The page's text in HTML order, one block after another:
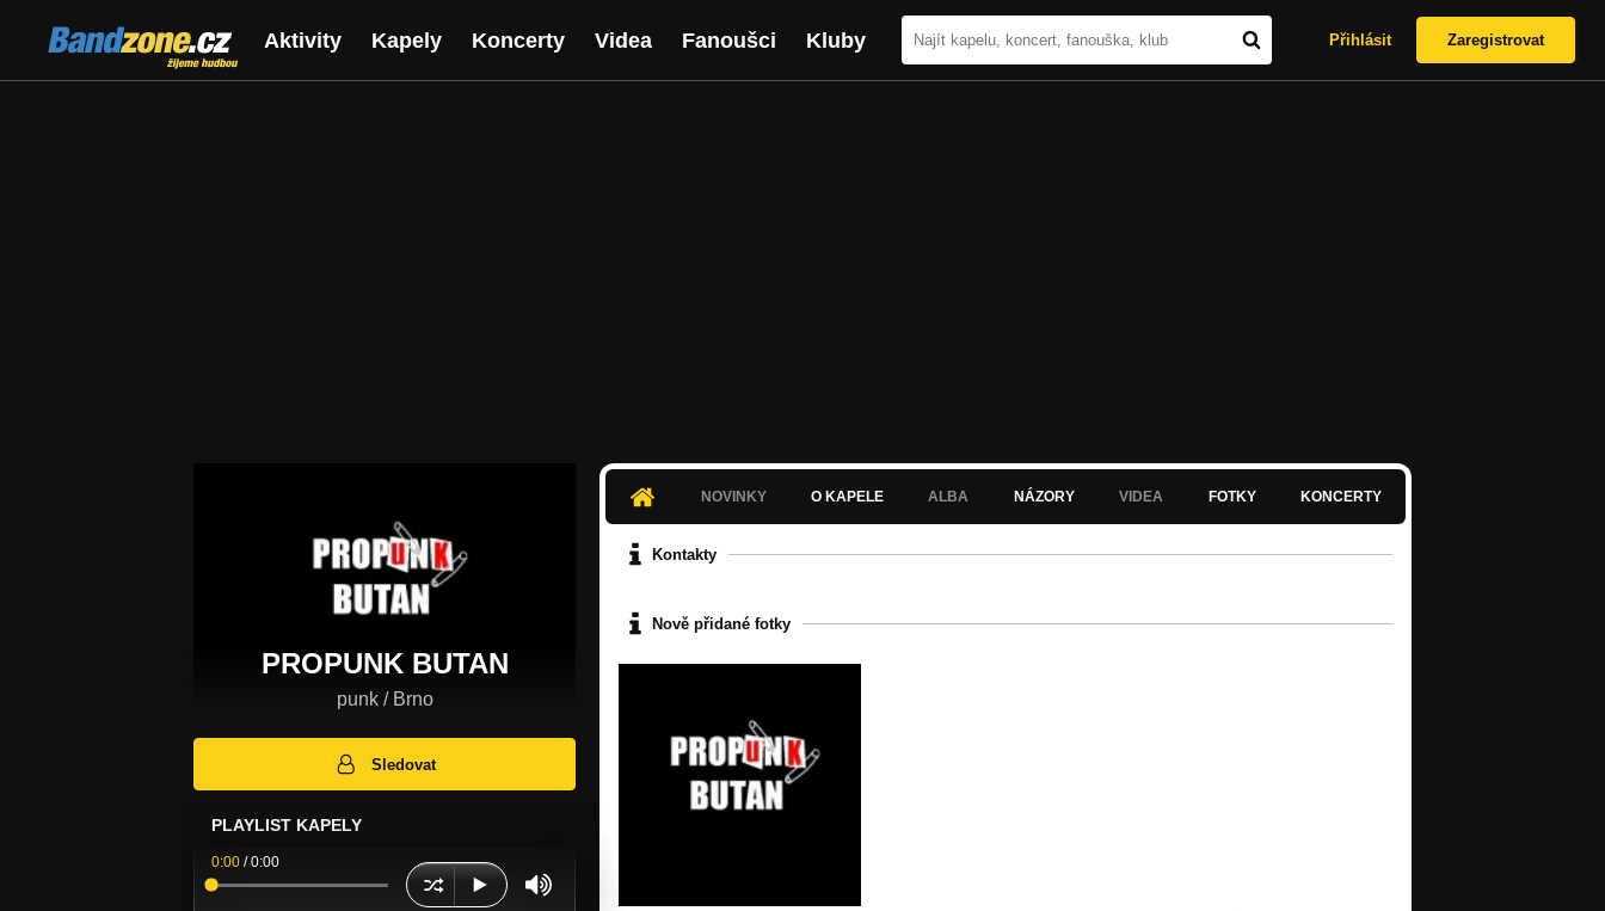
Bandzone.cz
žijeme hudbou
Aktivity Kapely Koncerty Videa Fanoušci Kluby Přihlásit Zaregistrovat
PROPUNK BUTAN
punk / Brno
Sledovat
PLAYLIST KAPELY
0:00 /0:00
NOVINKY O KAPELE ALBA NÁZORY VIDEA FOTKY KONCERTY
Kontakty
Nově přidané fotky